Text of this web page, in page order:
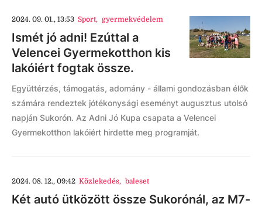
2024. 09. 01., 13:53 Sport, gyermekvédelem
Ismét jó adni! Ezúttal a
Velencei Gyermekotthon kis
lakóiért fogtak össze.
Együttérzés, támogatás, adomány - állami gondozásban élők
számára rendeztek jótékonysági eseményt augusztus utolsó
napján Sukorón. Az Adni Jó Kupa csapata a Velencei
Gyermekotthon lakóiért hirdette meg programját.
2024. 08. 12., 09:42 Közlekedés, baleset
Két autó ütközött össze Sukorónál, az M7-